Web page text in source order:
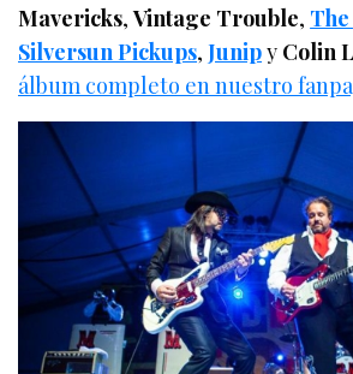
Mavericks,Vintage Trouble,
Silversun Pickups,Junipy Colin
álbum completo en nuestro